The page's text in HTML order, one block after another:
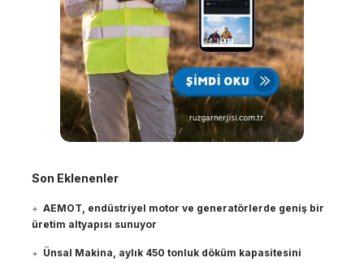
Son Eklenenler
AEMOT, endüstriyel motor ve generatörlerde geniş bir
üretim altyapısı sunuyor
Ünsal Makina, aylık 450 tonluk döküm kapasitesini